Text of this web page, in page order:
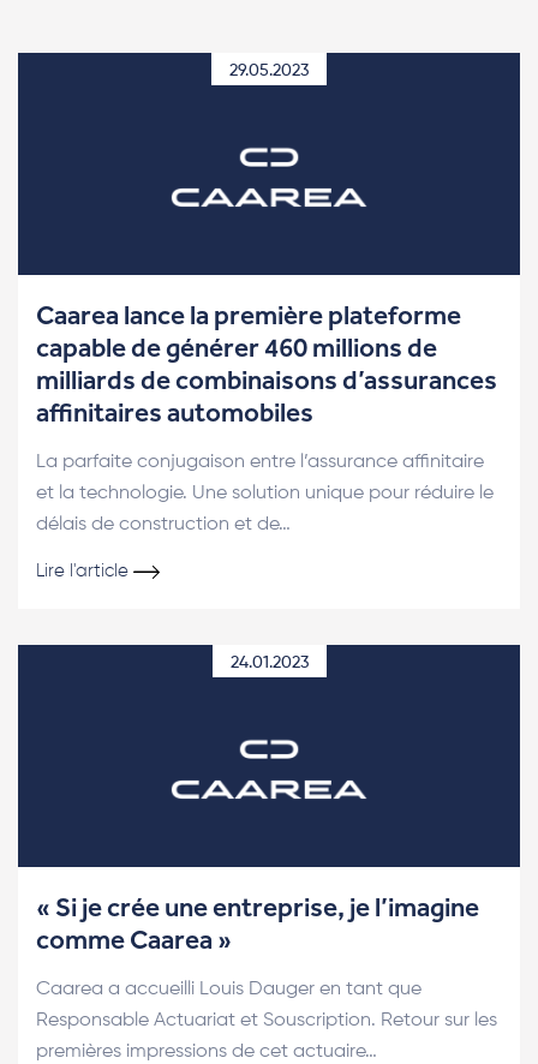
29.05.2023
Caarea lance la première plateforme
capable de générer 460 millions de
milliards de combinaisons d’assurances
affinitaires automobiles
La parfaite conjugaison entre l’assurance affinitaire
et la technologie. Une solution unique pour réduire le
délais de construction et de…
Lire l'article
24.01.2023
« Si je crée une entreprise, je l’imagine
comme Caarea »
Caarea a accueilli Louis Dauger en tant que
Responsable Actuariat et Souscription. Retour sur les
premières impressions de cet actuaire…